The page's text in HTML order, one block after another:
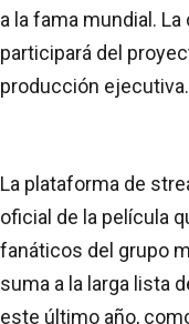
a la fama mundial.
participará del
producción ejecutiva.
La plataforma de
oficial de la película
fanáticos del grupo
suma a la larga lista
este último año,